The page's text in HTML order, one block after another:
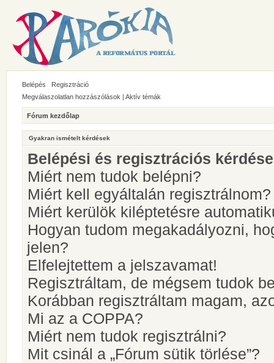
Belépés
Regisztráció
Megválaszolatlan hozzászólások | Aktív témák
Fórum kezdőlap
Gyakran ismételt kérdések
Belépési és regisztrációs
Miért nem tudok belépni?
Miért kell egyáltalán regisztrálnom?
Miért kerülök kiléptetésre
Hogyan tudom megakadályozni,
jelen?
Elfelejtettem a jelszavamat!
Regisztráltam, de mégsem tudok
Korábban regisztráltam magam,
Mi az a COPPA?
Miért nem tudok regisztrálni?
Mit csinál a „Fórum sütik törlése”?